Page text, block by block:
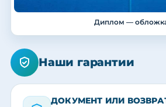
Диплом —
Наши гарантии
ДОКУМЕНТ ИЛИ